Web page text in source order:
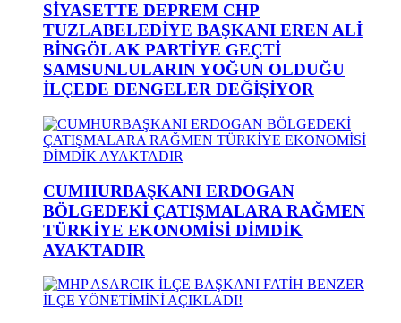
SİYASETTE DEPREM CHP
TUZLABELEDİYE BAŞKANI EREN ALİ
BİNGÖL AK PARTİYE GEÇTİ
SAMSUNLULARIN YOĞUN OLDUĞU
İLÇEDE DENGELER DEĞİŞİYOR
CUMHURBAŞKANI ERDOGAN
BÖLGEDEKİ ÇATIŞMALARA RAĞMEN
TÜRKİYE EKONOMİSİ DİMDİK
AYAKTADIR